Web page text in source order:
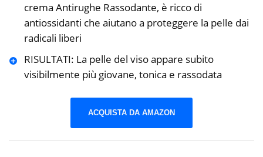
crema Antirughe Rassodante, è ricco di
antiossidanti che aiutano a proteggere la pelle dai
radicali liberi
RISULTATI: La pelle del viso appare subito
visibilmente più giovane, tonica e rassodata
ACQUISTA DA AMAZON